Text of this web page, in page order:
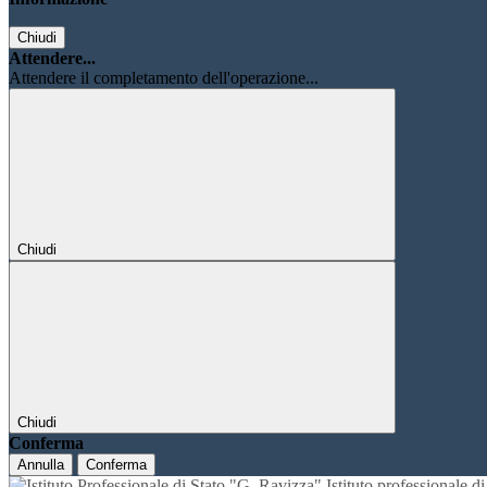
Chiudi
Attendere...
Attendere il completamento dell'operazione...
Chiudi
Chiudi
Conferma
Annulla Conferma